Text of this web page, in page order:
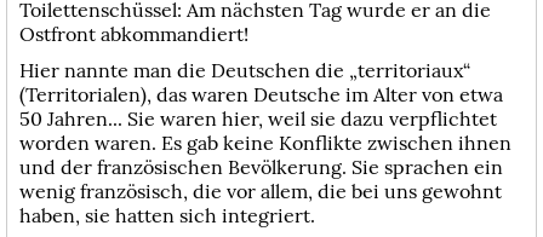
Toilettenschüssel: Am nächsten Tag wurde er an die
Ostfront abkommandiert!
Hier nannte man die Deutschen die „territoriaux“
(Territorialen), das waren Deutsche im Alter von etwa
50 Jahren... Sie waren hier, weil sie dazu verpflichtet
worden waren. Es gab keine Konflikte zwischen ihnen
und der französischen Bevölkerung. Sie sprachen ein
wenig französisch, die vor allem, die bei uns gewohnt
haben, sie hatten sich integriert.